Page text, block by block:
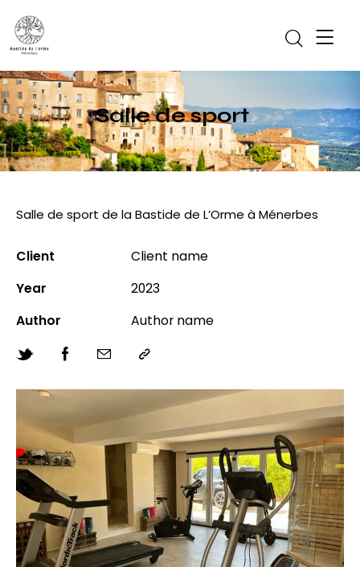
Salle de sport
Salle de sport de la Bastide de L’Orme à Ménerbes
Client
Client name
Year
2023
Author
Author name